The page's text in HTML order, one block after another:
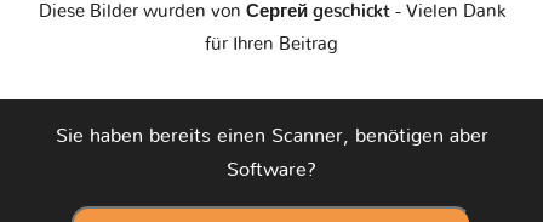
Diese Bilder wurden von Сергей geschickt - Vielen Dank
für Ihren Beitrag
Sie haben bereits einen Scanner, benötigen aber
Software?